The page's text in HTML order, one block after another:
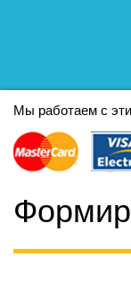
Мы работаем с